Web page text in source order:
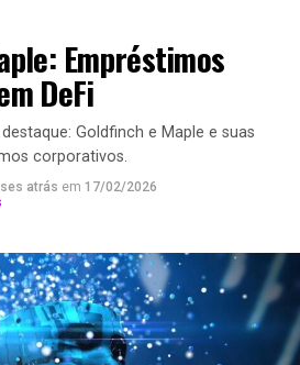
Empréstimos
DeFi
Goldfinch e Maple e suas
corporativos.
atrás em 17/02/2026